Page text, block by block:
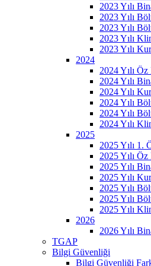
2023 Yılı
2023 Yılı
2023 Yılı
2023 Yılı
2023 Yılı
2024
2024 Yılı
2024 Yılı
2024 Yılı
2024 Yılı
2024 Yılı
2024 Yılı
2025
2025 Yılı 1.
2025 Yılı
2025 Yılı
2025 Yılı
2025 Yılı
2025 Yılı
2025 Yılı
2026
2026 Yılı
TGAP
Bilgi Güvenliği
Bilgi Güvenliği